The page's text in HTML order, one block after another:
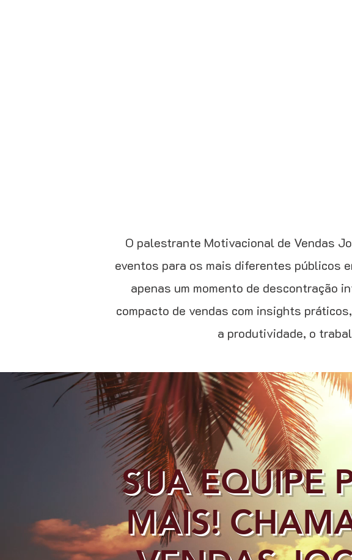
O palestrante Motivacional de Vendas
eventos para os mais diferentes públicos
apenas um momento de descontração
compacto de vendas com insights
a produtividade, o
SUA EQUIPE
MAIS!